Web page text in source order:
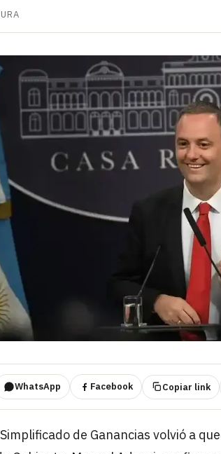
WhatsApp Facebook Copiar link
de Ganancias volvió a